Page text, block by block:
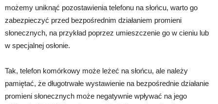
możemy uniknąć pozostawienia telefonu na słońcu, warto go
zabezpieczyć przed bezpośrednim działaniem promieni
słonecznych, na przykład poprzez umieszczenie go w cieniu lub
w specjalnej osłonie.
Tak, telefon komórkowy może leżeć na słońcu, ale należy
pamiętać, że długotrwałe wystawienie na bezpośrednie działanie
promieni słonecznych może negatywnie wpływać na jego